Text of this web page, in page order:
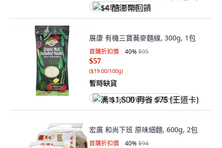
$4 酷澎幣回饋
展康 有機三寶蕎麥麵線, 300g, 1包
首購折扣價 40%$95
$57
($19.00/100g)
暫時缺貨
满 $1,500 再省 $75 (王道卡)
宏廣 和尚下班 原味細麵, 600g, 2包
首購折扣價 40%$94